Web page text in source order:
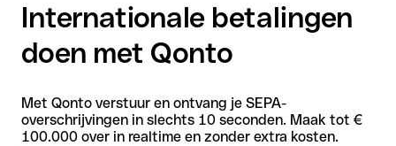
Internationale betalingen
doen met Qonto
Met Qonto verstuur en ontvang je SEPA-
overschrijvingen in slechts 10 seconden. Maak tot €
100.000 over in realtime en zonder extra kosten.